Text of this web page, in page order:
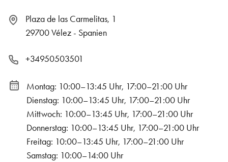
Plaza de las Carmelitas, 1
29700 Vélez - Spanien
+34950503501
Montag: 10:00–13:45 Uhr, 17:00–21:00 Uhr
Dienstag: 10:00–13:45 Uhr, 17:00–21:00 Uhr
Mittwoch: 10:00–13:45 Uhr, 17:00–21:00 Uhr
Donnerstag: 10:00–13:45 Uhr, 17:00–21:00 Uhr
Freitag: 10:00–13:45 Uhr, 17:00–21:00 Uhr
Samstag: 10:00–14:00 Uhr